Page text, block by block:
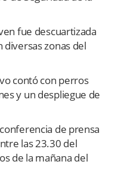
fue descuartizada
zonas del
contó con perros
y un despliegue de
de prensa
las 23.30 del
de la mañana del